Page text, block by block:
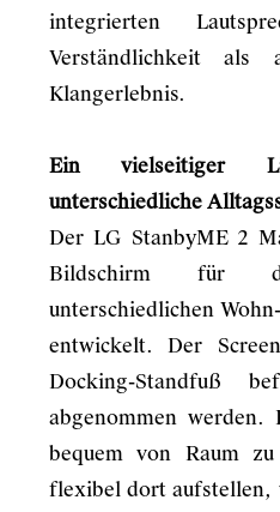
integrierten
Verständlichkeit als
Klangerlebnis.
Ein vielseitiger
unterschiedliche
Der LG StanbyME 2
Bildschirm für
unterschiedlichen
entwickelt. Der
Docking-Standfuß
abgenommen
bequem von Raum
flexibel dort aufstellen,